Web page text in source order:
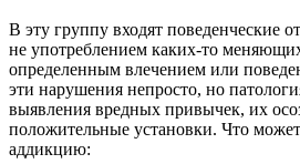
В эту группу входят поведенческие
не употреблением каких-то
определенным влечением или
эти нарушения непросто, но
выявления вредных привычек, их
положительные установки. Что
аддикцию: